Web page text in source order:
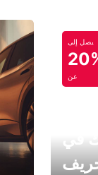
يصل إلى
عن